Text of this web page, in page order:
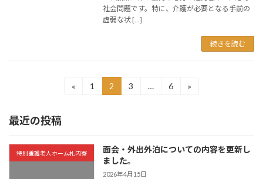
社会問題です。特に、介護が必要となる手前の
虚弱な状 […]
続きを読む
の
ペ
ー
«
固
1
固
2
固
3 …
固
6 »
最近の投稿
特別養護老人ホーム札内寮
面会・外出外泊についての内容を更新し
ました。
2026年4月15日